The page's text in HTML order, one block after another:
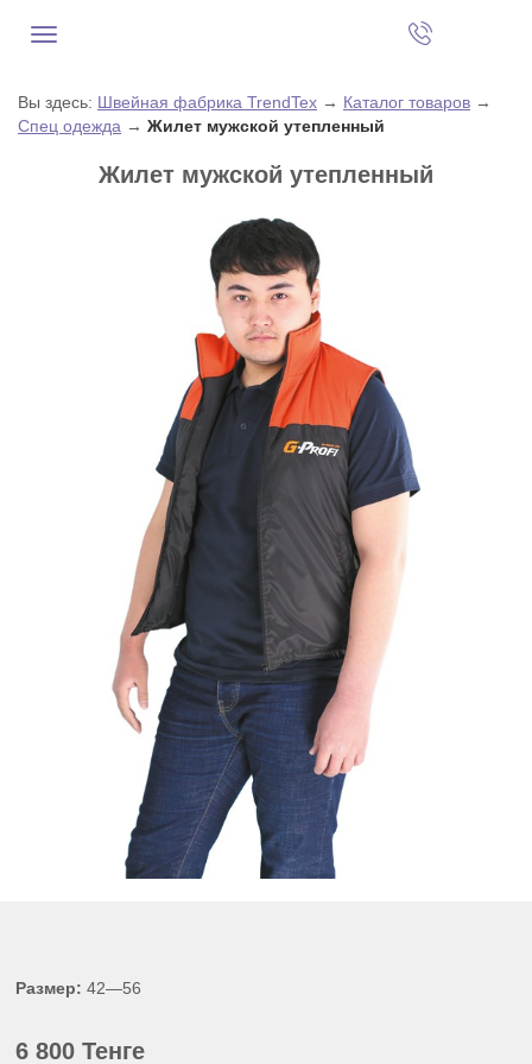
Вы здесь: Швейная фабрика TrendTex → Каталог товаров →
Спец одежда → Жилет мужской утепленный
Жилет мужской утепленный
Размер:42—56
6 800 Тенге